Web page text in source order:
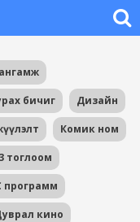
бичиг Дизайн
Комик ном
тоглоом
программ
кино